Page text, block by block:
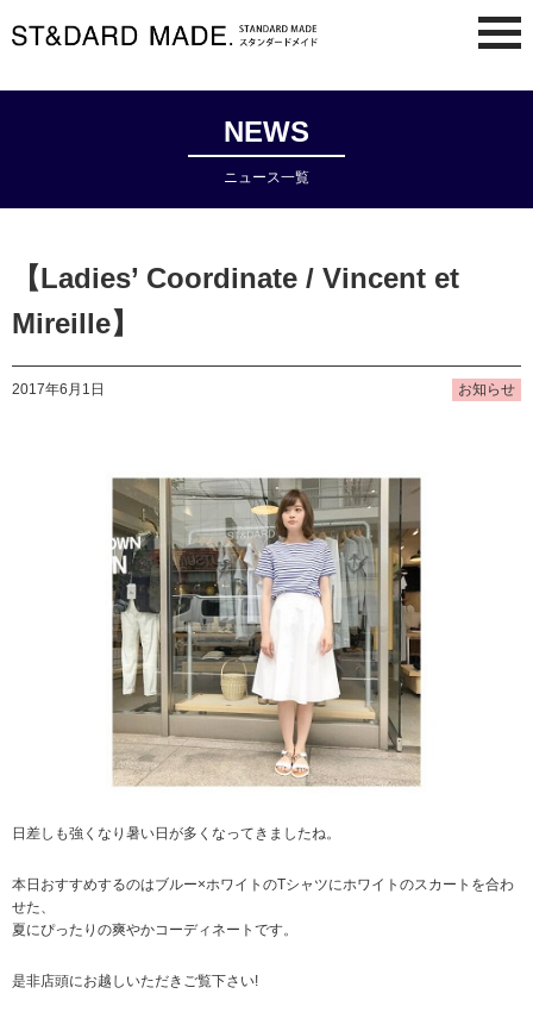
NEWS
ニュース一覧
【Ladies’ Coordinate / Vincent et
Mireille】
2017年6月1日 お知らせ
日差しも強くなり暑い日が多くなってきましたね。
本日おすすめするのはブルー×ホワイトのTシャツにホワイトのスカートを合わ
せた、
夏にぴったりの爽やかコーディネートです。
是非店頭にお越しいただきご覧下さい!